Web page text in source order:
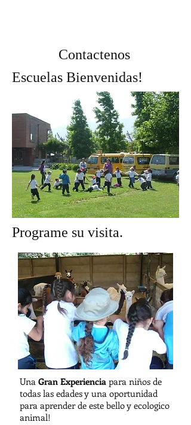
Contactenos
Escuelas Bienvenidas!
Programe su visita.
Una Gran Experiencia para niños de
todas las edades y una oportunidad
para aprender de este bello y ecologico
animal!